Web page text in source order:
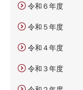
令和６年度
令和５年度
令和４年度
令和３年度